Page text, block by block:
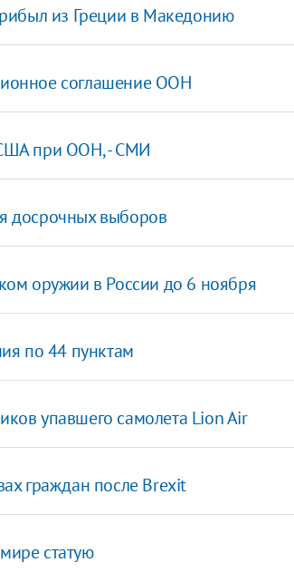
из Греции в Македонию
соглашение ООН
при ООН, - СМИ
досрочных выборов
оружии в России до 6 ноября
по 44 пунктам
упавшего самолета Lion Air
граждан после Brexit
статую